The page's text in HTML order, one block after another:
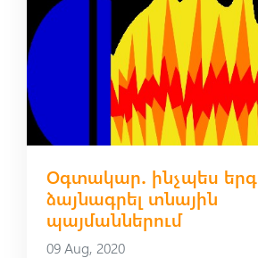
Օգտակար․ ինչպես երգ
ձայնագրել տնային
պայմաններում
09 Aug, 2020